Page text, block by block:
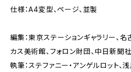
仕様：A4変型、ページ、並製
編集：東京ステーションギャラリー、
カス美術館、フォロン財団、中日新聞
執筆：ステファニー・アンゲルロット、